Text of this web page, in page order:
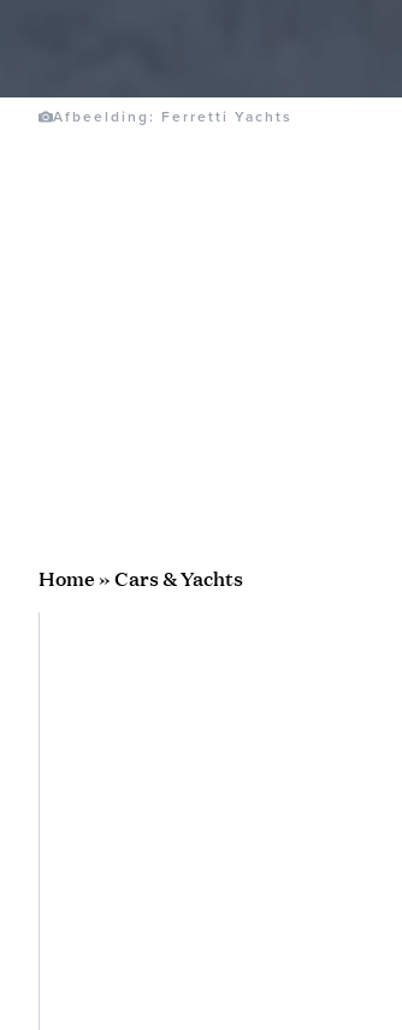
Afbeelding: Ferretti Yachts
Home»Cars & Yachts